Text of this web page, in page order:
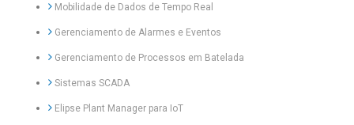
Mobilidade de Dados de Tempo Real
Gerenciamento de Alarmes e Eventos
Gerenciamento de Processos em Batelada
Sistemas SCADA
Elipse Plant Manager para IoT